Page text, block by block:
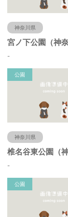
神奈川県
-
公園
神奈川県
-
公園